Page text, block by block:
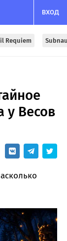
ВХОД
Requiem
у Весов